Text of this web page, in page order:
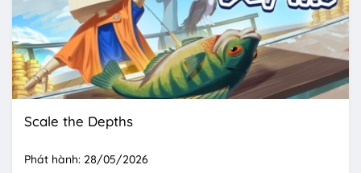
Scale the Depths
Phát hành: 28/05/2026